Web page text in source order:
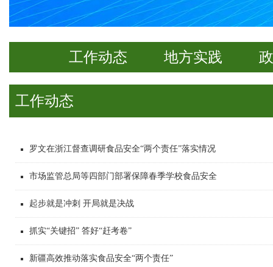
工作动态 地方实践
工作动态
罗文在浙江督查调研食品安全“两个责任”落实情况
市场监管总局等四部门部署保障春季学校食品安全
起步就是冲刺 开局就是决战
抓实“关键招” 答好“赶考卷”
新疆高效推动落实食品安全“两个责任”